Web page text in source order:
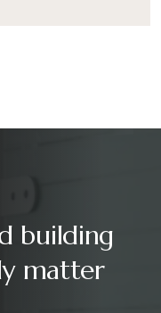
building
matter